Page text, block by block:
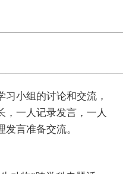
小组的讨论和交流，
，一人记录发言，一人
言准备交流。